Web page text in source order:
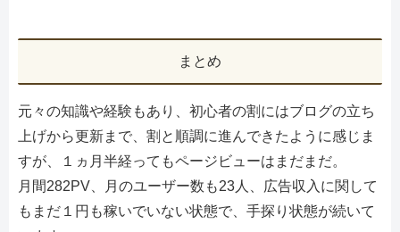
まとめ
元々の知識や経験もあり、初心者の割にはブログの立ち
上げから更新まで、割と順調に進んできたように感じま
すが、１ヵ月半経ってもページビューはまだまだ。
月間282PV、月のユーザー数も23人、広告収入に関して
もまだ１円も稼いでいない状態で、手探り状態が続いて